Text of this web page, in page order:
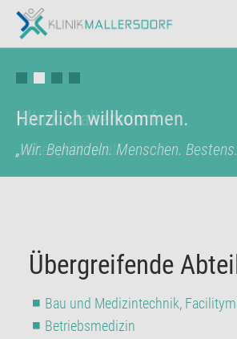
Herzlich willkommen.
„Wir. Behandeln. Menschen.
Klinik Mallersdorf
„näher geht nicht“
Übergreifende
Bau und Medizintechnik,
Betriebsmedizin